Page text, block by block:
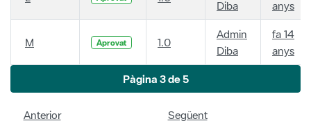
Diba
anys
M Aprovat 1.0
Admin
Diba
fa 14
anys
Pàgina 3 de 5
Anterior Següent